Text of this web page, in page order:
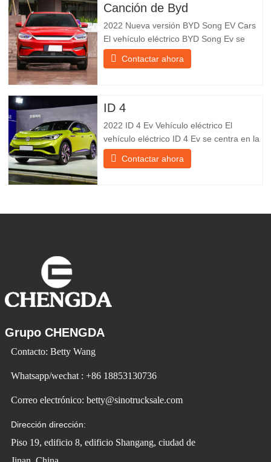
Canción de Byd
2022 Nueva versión BYD Song EV Cars
El vehículo eléctrico BYD Song Ev se
centra en la experiencia del cliente y el
desarrollo de productos para satisfacer la
populares. BYD Song Ev Electric Vehicle
Contactar ahora
ID 4
2022 ID 4 Ev Vehículo eléctrico El
vehículo eléctrico ID 4 Ev se centra en la
experiencia del cliente y el desarrollo de
productos para satisfacer la demanda del
Contactar ahora
Grupo CHENGDA
Contacto: Betty Wang
Whatsapp/wechat : +86 18853130736
Correo electrónico: betty@sinotrucksale.com
Dirección dirección:
Piso 19, edificio 8, edificio Shangang, ciudad de